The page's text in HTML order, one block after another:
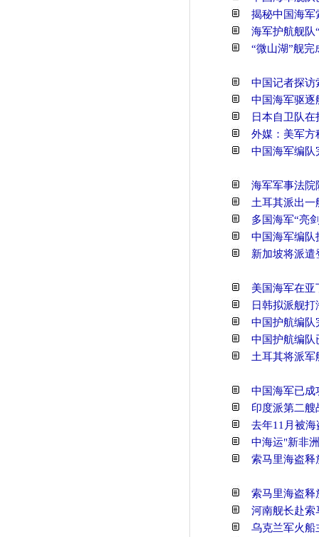
揭秘中国海军
海军护航舰队
“微山湖”舰
中国记者探访
中国海军驱逐
日本自卫队
外媒：美军方
中国海军编队
海军军事法院
土耳其派出
多国海军“亮
中国海军编队
新加坡将派
美国海军在
日韩拟派舰
中国护航编队
中国护航编队
土耳其将派
中国海军已成
印度派第二
去年11月被
中海运"新非
索马里海盗释
索马里海盗释
河南舰长赴索
乌克兰军火船